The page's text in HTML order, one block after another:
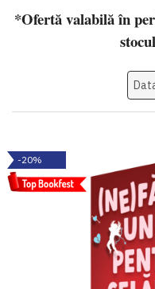
*Ofertă valabilă în
-20%